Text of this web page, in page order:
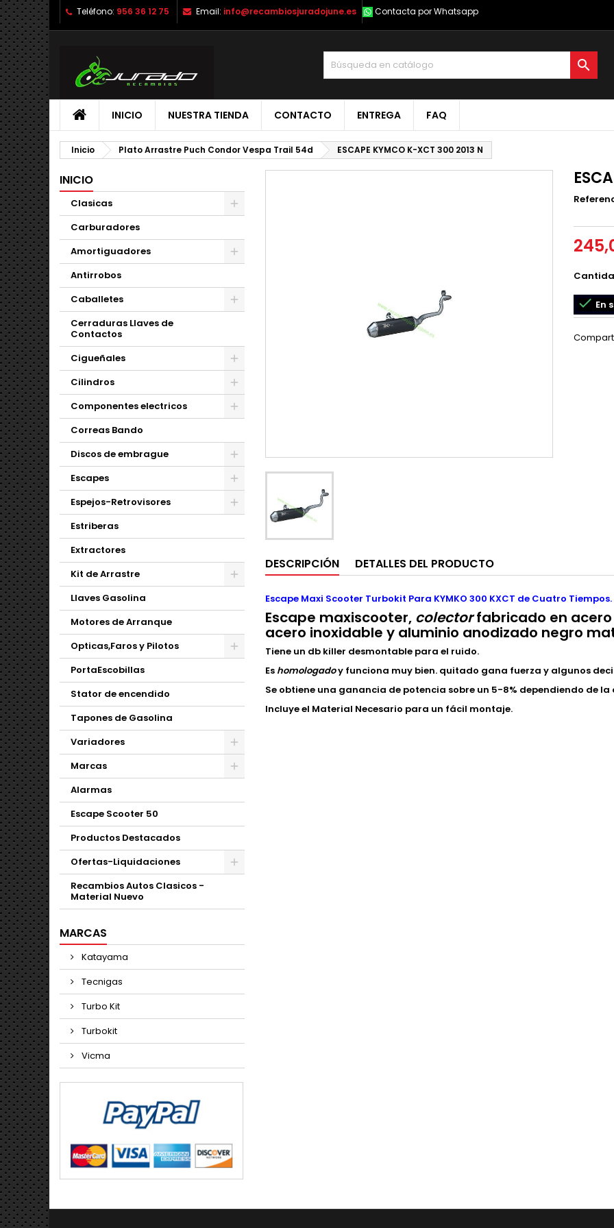
Teléfono: 956 36 12 75 Email: info@recambiosjuradojune.es Contacta por Whatsapp

INICIO NUESTRA TIENDA CONTACTO ENTREGA FAQ
Inicio Plato Arrastre Puch Condor Vespa Trail 54d ESCAPE KYMCO K-XCT 300 2013 N
INICIO
Clasicas
Carburadores
Amortiguadores
Antirrobos
Caballetes
Cerraduras Llaves de
Contactos
Cigueñales
Cilindros
Componentes electricos
Correas Bando
Discos de embrague
Escapes
Espejos-Retrovisores
Estriberas
Extractores
Kit de Arrastre
Llaves Gasolina
Motores de Arranque
Opticas,Faros y Pilotos
PortaEscobillas
Stator de encendido
Tapones de Gasolina
Variadores
Marcas
Alarmas
Escape Scooter 50
Productos Destacados
Ofertas-Liquidaciones
Recambios Autos Clasicos -
Material Nuevo
MARCAS
Katayama
Tecnigas
Turbo Kit
Turbokit
Vicma
 En
DESCRIPCIÓN DETALLES DEL PRODUCTO
Escape Maxi Scooter Turbokit Para KYMKO 300 KXCT de Cuatro Tiempos.
Escape maxiscooter, colectorfabricado en
acero inoxidable y aluminio anodizado negro
Tiene un db killer desmontable para el ruido.
Es homologadoy funciona muy bien. quitado gana fuerza y algunos
Se obtiene una ganancia de potencia sobre un 5-8% dependiendo de
Incluye el Material Necesario para un fácil montaje.